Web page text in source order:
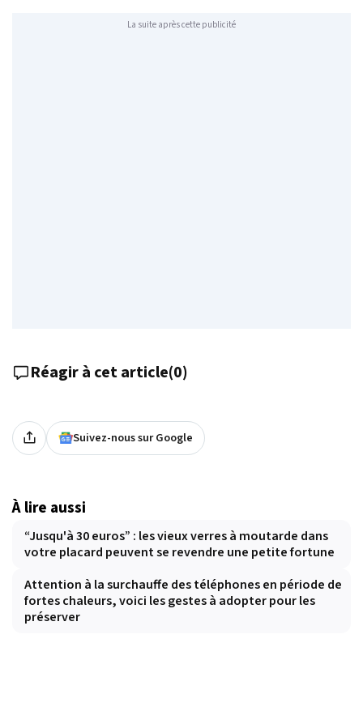
La suite après cette publicité
Réagir à cet article(0)
Suivez-nous sur Google
À lire aussi
“Jusqu'à 30 euros” : les vieux verres à moutarde dans
votre placard peuvent se revendre une petite fortune
Attention à la surchauffe des téléphones en période de
fortes chaleurs, voici les gestes à adopter pour les
préserver